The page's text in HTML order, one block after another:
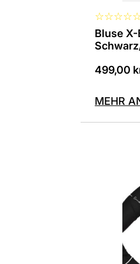
☆☆☆☆
Bluse
499,00
MEHR
Varianten
Optionen